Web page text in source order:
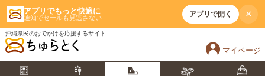
アプリでもっと快適に
通知でセールも見逃さない アプリで開く ×
沖縄県民のおでかけを応援するサイト
マイページ